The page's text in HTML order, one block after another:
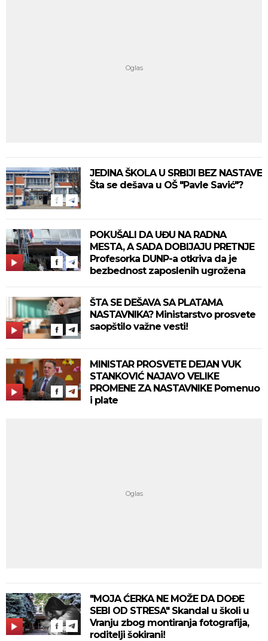
JEDINA ŠKOLA U SRBIJI BEZ NASTAVE
Šta se dešava u OŠ "Pavle Savić"?
POKUŠALI DA UĐU NA RADNA
MESTA, A SADA DOBIJAJU PRETNJE
Profesorka DUNP-a otkriva da je
bezbednost zaposlenih ugrožena
ŠTA SE DEŠAVA SA PLATAMA
NASTAVNIKA? Ministarstvo prosvete
saopštilo važne vesti!
MINISTAR PROSVETE DEJAN VUK
STANKOVIĆ NAJAVO VELIKE
PROMENE ZA NASTAVNIKE Pomenuo
i plate
"MOJA ĆERKA NE MOŽE DA DOĐE
SEBI OD STRESA" Skandal u školi u
Vranju zbog montiranja fotografija,
roditelji šokirani!